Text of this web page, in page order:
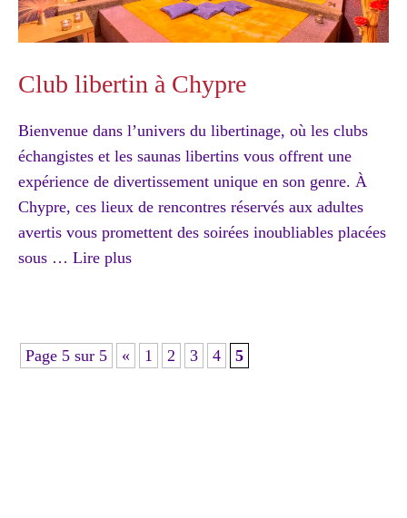
Club libertin à Chypre
Bienvenue dans l’univers du libertinage, où les clubs
échangistes et les saunas libertins vous offrent une
expérience de divertissement unique en son genre. À
Chypre, ces lieux de rencontres réservés aux adultes
avertis vous promettent des soirées inoubliables placées
sous … Lire plus
Page 5 sur 5 « 1 2 3 4 5